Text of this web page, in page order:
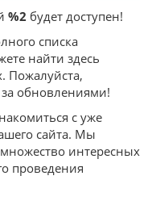
%2 будет доступен!
списка
найти здесь
Пожалуйста,
за обновлениями!
с уже
сайта. Мы
интересных
проведения